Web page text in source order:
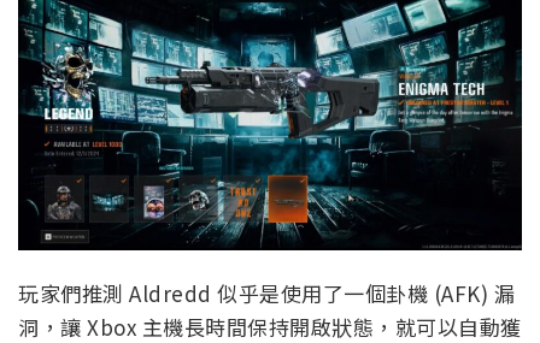
玩家們推測 Aldredd 似乎是使用了一個卦機 (AFK) 漏
洞，讓 Xbox 主機長時間保持開啟狀態，就可以自動獲